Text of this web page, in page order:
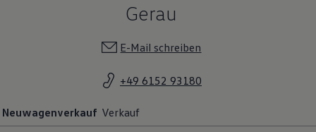
Gerau
E-Mail schreiben
+49 6152 93180
Neuwagenverkauf Verkauf